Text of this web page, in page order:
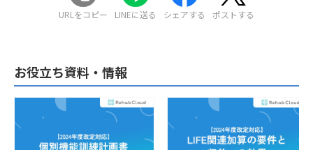
URLをコピー LINEに送る シェアする ポストする
お役立ち資料・情報